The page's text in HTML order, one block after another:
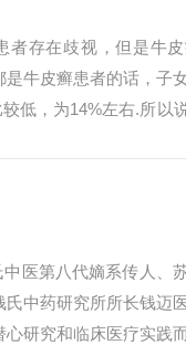
存在歧视，但是牛
牛皮癣患者的话，子
低，为14%左右.所以
医第八代嫡系传人、
中药研究所所长钱迈
研究和临床医疗实践